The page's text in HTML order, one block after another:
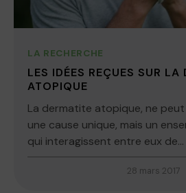
LA RECHERCHE
LES IDÉES REÇUES SUR LA
ATOPIQUE
La dermatite atopique, ne peut
une cause unique, mais un
qui interagissent entre eux de...
28 mars 2017